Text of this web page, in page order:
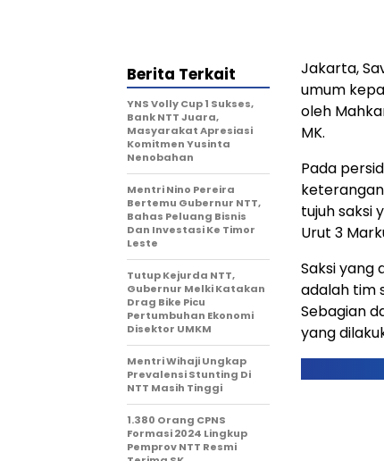
Jakarta,
umum
oleh
MK.
Pada
tujuh saksi
Urut 3
Saksi yang
adalah tim
Sebagian
yang
Berita Terkait
YNS Volly Cup 1 Sukses,
Bank NTT Juara,
Masyarakat Apresiasi
Komitmen Yusinta
Nenobahan
Mentri Nino Pereira
Bertemu Gubernur NTT,
Bahas Peluang Bisnis
Dan Investasi Ke Timor
Leste
Tutup Kejurda NTT,
Gubernur Melki Katakan
Drag Bike Picu
Pertumbuhan Ekonomi
Disektor UMKM
Mentri Wihaji Ungkap
Prevalensi Stunting Di
NTT Masih Tinggi
1.380 Orang CPNS
Formasi 2024 Lingkup
Pemprov NTT Resmi